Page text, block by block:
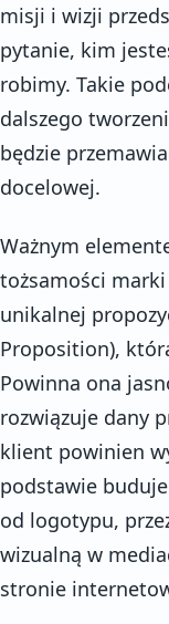
misji i wizji
pytanie, kim
robimy. Takie
dalszego
będzie
docelowej.
Ważnym
tożsamości
unikalnej
Proposition),
Powinna ona
rozwiązuje dany
klient powinien
podstawie
od logotypu,
wizualną w
stronie